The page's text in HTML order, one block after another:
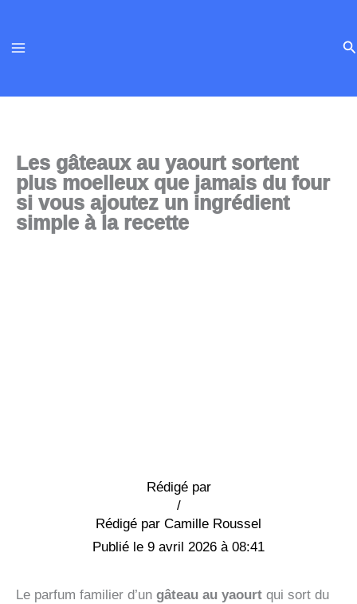
contenu
Les gâteaux au yaourt sortent
plus moelleux que jamais du four
si vous ajoutez un ingrédient
simple à la recette
Rédigé par
Camille Roussel
/
9 avril 2026 à 08:41
Le parfum familier d’un gâteau au yaourt qui sort du